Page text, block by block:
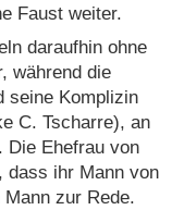
Faust weiter.
daraufhin ohne
während die
seine Komplizin
C. Tscharre), an
Die Ehefrau von
dass ihr Mann von
zur Rede.